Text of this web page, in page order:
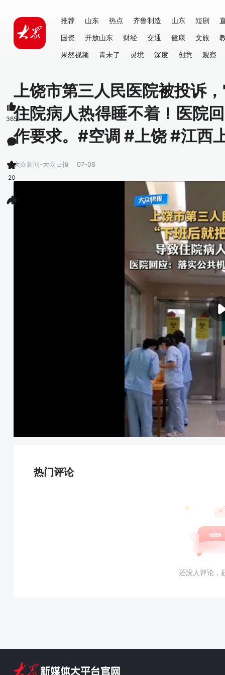
推荐 山东 热点 齐鲁制造 山东 短剧
国资
开放山东 财经 交通 健康 文旅
果然视频
青未了 灵境 深度 创意 观察
上饶市第三人民医院被投诉
住院病人热得睡不着！医院
作要求。#空调 #上饶 #江西
大众新闻-大众日报 07-08
热门评论
还没人评论，
365
20